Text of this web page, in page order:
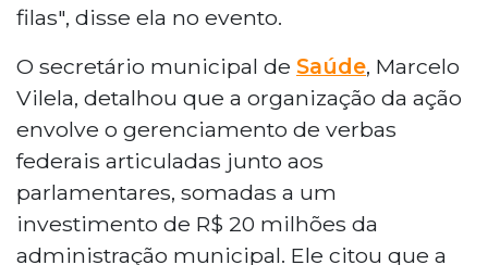
filas", disse ela no evento.
O secretário municipal de Saúde, Marcelo
Vilela, detalhou que a organização da ação
envolve o gerenciamento de verbas
federais articuladas junto aos
parlamentares, somadas a um
investimento de R$ 20 milhões da
administração municipal. Ele citou que a